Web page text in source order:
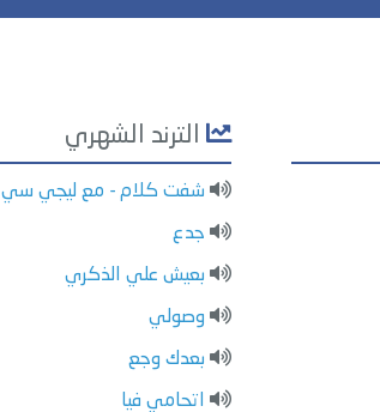
الترند الشهري
شفت كلام - مع ليجي سي
جدع
بعيش علي الذكري
وصولي
بعدك وجع
اتحامي فيا